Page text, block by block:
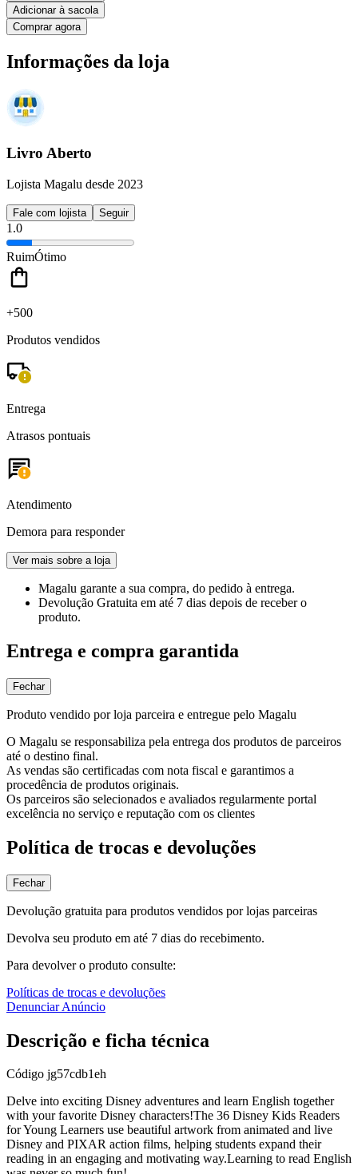
Adicionar à sacola
Comprar agora
Informações da loja
Livro Aberto
Lojista Magalu desde 2023
Fale com lojista Seguir
1.0
RuimÓtimo
+500
Produtos vendidos
Entrega
Atrasos pontuais
Atendimento
Demora para responder
Ver mais sobre a loja
Magalu garante a sua compra, do pedido à entrega.
Devolução Gratuita em até 7 dias depois de receber o
produto.
Entrega e compra garantida
Fechar
Produto vendido por loja parceira e entregue pelo Magalu
O Magalu se responsabiliza pela entrega dos produtos de parceiros
até o destino final.
As vendas são certificadas com nota fiscal e garantimos a
procedência de produtos originais.
Os parceiros são selecionados e avaliados regularmente portal
excelência no serviço e reputação com os clientes
Política de trocas e devoluções
Fechar
Devolução gratuita para produtos vendidos por lojas parceiras
Devolva seu produto em até 7 dias do recebimento.
Para devolver o produto consulte:
Políticas de trocas e devoluções
Denunciar Anúncio
Descrição e ficha técnica
Código jg57cdb1eh
Delve into exciting Disney adventures and learn English together
with your favorite Disney characters!The 36 Disney Kids Readers
for Young Learners use beautiful artwork from animated and live
Disney and PIXAR action films, helping students expand their
reading in an engaging and motivating way.Learning to read English